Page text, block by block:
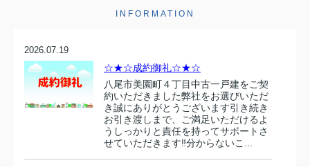
INFORMATION
2026.07.19
☆★☆成約御礼☆★☆
八尾市美園町４丁目中古一戸建をご契
約いただきました弊社をお選びいただ
き誠にありがとうございます引き続き
お引き渡しまで、ご満足いただけるよ
うしっかりと責任を持ってサポートさ
せていただきます‼分からないこ...